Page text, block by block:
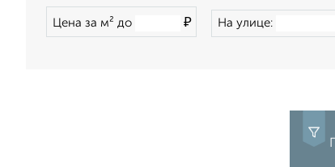
Цена за м² до ₽ На улице: